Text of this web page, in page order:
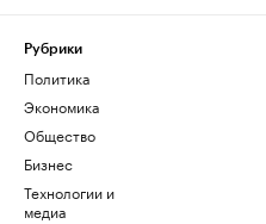
Рубрики
Политика
Экономика
Общество
Бизнес
Технологии и
медиа